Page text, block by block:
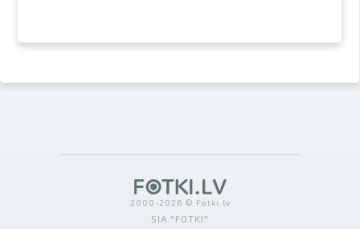
2000-2026 © Fotki.lv
SIA "FOTKI"